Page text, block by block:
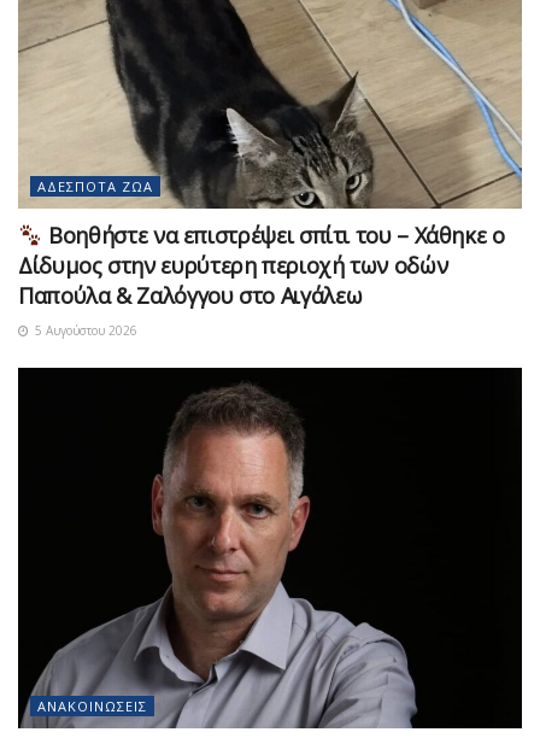
ΑΔΈΣΠΟΤΑ ΖΏΑ
Βοηθήστε να επιστρέψει σπίτι του – Χάθηκε ο
Δίδυμος στην ευρύτερη περιοχή των οδών
Παπούλα & Ζαλόγγου στο Αιγάλεω
5 Αυγούστου 2026
ΑΝΑΚΟΙΝΏΣΕΙΣ